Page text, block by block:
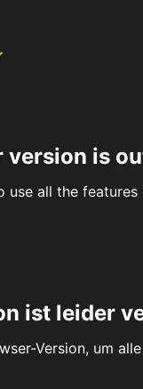
version is
use all the
ist leider
Version, um